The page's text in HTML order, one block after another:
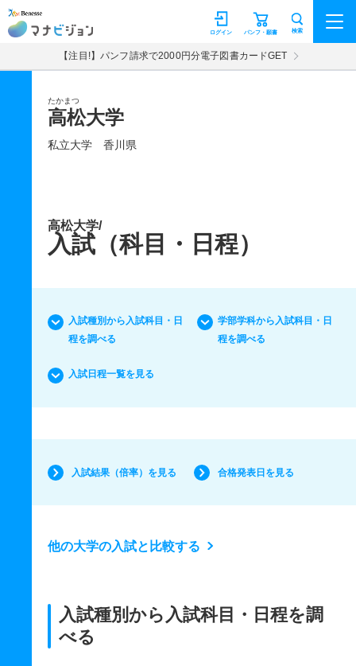
マナビジョン パンフ・願書
ログイン 検索
【注目!】パンフ請求で2000円分電子図書カードGET
たかまつ
高松大学
私立大学 香川県
高松大学/
入試（科目・日程）
入試種別から入試科目・日
程を調べる
学部学科から入試科目・日
程を調べる
入試日程一覧を見る
入試結果（倍率）を見る 合格発表日を見る
他の大学の入試と比較する
入試種別から入試科目・日程を調
べる